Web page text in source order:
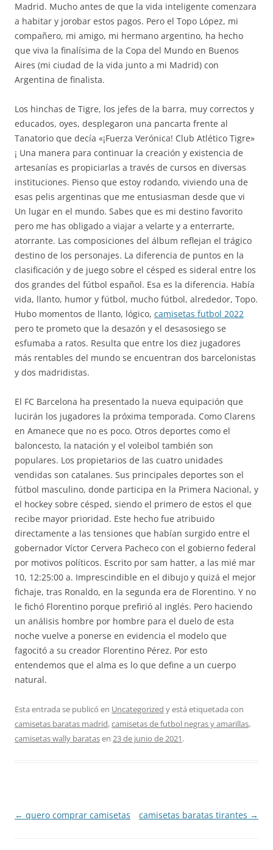
Madrid. Mucho antes de que la vida inteligente comenzara
a habitar y jorobar estos pagos. Pero el Topo López, mi
compañero, mi amigo, mi hermano argentino, ha hecho
que viva la finalísima de la Copa del Mundo en Buenos
Aires (mi ciudad de la vida junto a mi Madrid) con
Argentina de finalista.
Los hinchas de Tigre, los jefes de la barra, muy correctos y
educados, oyes, desplegaron una pancarta frente al
Tanatorio que decía «¡Fuerza Verónica! Club Atlético Tigre»
¡ Una manera para continuar la creación y existencia de
artesanías es propiciarlas a través de cursos en diversas
instituciones. Pienso que estoy rodando, viviendo una de
esas pelis argentinas que me entusiasman desde que vi
Un lugar en el mundo. Sabes que es mi destino favorito
pero me has obligado a viajar a velarte y a enterrarte,
atorrante. Las composiciones del álbum reflejan el trágico
destino de los personajes. La diferencia de puntos en la
clasificación y de juego sobre el césped es sideral entre los
dos grandes del fútbol español. Esa es la diferencia. Había
vida, llanto, humor y fútbol, mucho fútbol, alrededor, Topo.
Hubo momentos de llanto, lógico, camisetas futbol 2022
pero te prometo que la desazón y el desasosiego se
esfumaba a ratos. Resulta que entre los diez jugadores
más rentables del mundo se encuentran dos barcelonistas
y dos madridistas.
El FC Barcelona ha presentado la nueva equipación que
lucirán los jugadores la próxima temporada. Como Clarens
en Amanece que no es poco. Otros deportes como el
baloncesto, la natación y el voleibol también son
populares. Los propietarios de las cuatro unidades
vendidas son catalanes. Sus principales deportes son el
fútbol masculino, donde participa en la Primera Nacional, y
el hockey sobre césped, siendo el primero de estos el que
recibe mayor prioridad. Este hecho fue atribuido
directamente a las tensiones que habían surgido entre el
gobernador Víctor Cervera Pacheco con el gobierno federal
por motivos políticos. Escrito por sam hatter, a las mié mar
10, 12:25:00 a. Imprescindible en el dibujo y quizá el mejor
fichaje, tras Ronaldo, en la segunda era de Florentino. Y no
le fichó Florentino porque prefirió al inglés. Pero haciendo
un análisis hombre por hombre para el duelo de esta
noche vuelve a ponerse en evidencia el modelo que
fagocitó a su creador Florentino Pérez. Por esto
entendemos que el alma es lo que define a un cuerpo
natural.
Esta entrada se publicó en Uncategorized y está etiquetada con
camisetas baratas madrid,camisetas de futbol negras y amarillas,
camisetas wally baratasen 23 de junio de 2021.
Navegación
← quero comprar camisetas camisetas baratas tirantes →